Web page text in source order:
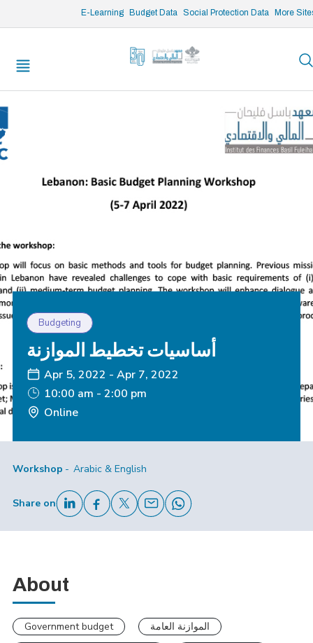
E-Learning Budget Data Social Protection Data More
/* opened search */
Budgeting
أساسيات تخطيط الموازنة
Apr 5, 2022 - Apr 7, 2022
10:00 am - 2:00 pm
Online
Workshop Arabic & English
Share on
About
Government budget
الموازنة العامة